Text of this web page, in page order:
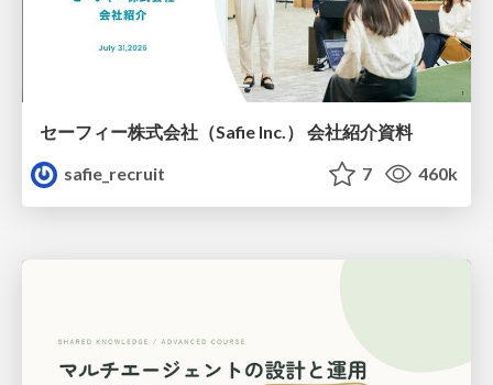
セーフィー株式会社（Safie Inc.） 会社紹介資料
safie_recruit
7 460k